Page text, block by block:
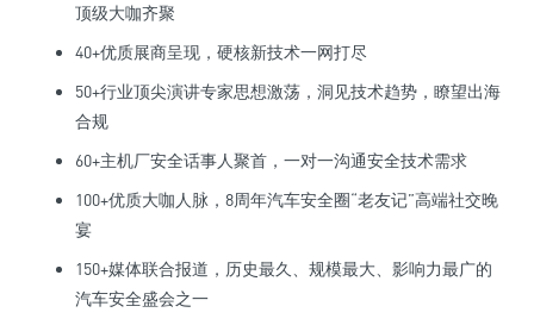
顶级大咖齐聚
40+优质展商呈现，硬核新技术一网打尽
50+行业顶尖演讲专家思想激荡，洞见技术趋势，瞭望出海
合规
60+主机厂安全话事人聚首，一对一沟通安全技术需求
100+优质大咖人脉，8周年汽车安全圈“老友记”高端社交晚
宴
150+媒体联合报道，历史最久、规模最大、影响力最广的
汽车安全盛会之一